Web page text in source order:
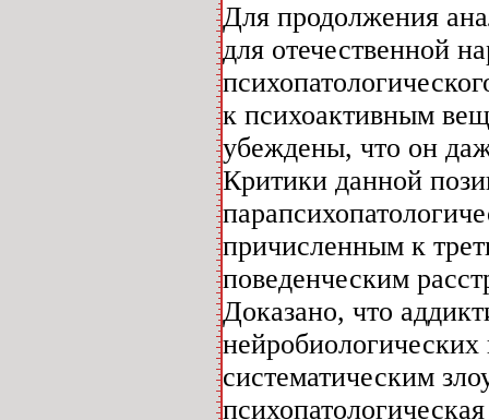
Для продолжения
для отечественной
к психоактивным
убеждены, что он
Критики данной
причисленным к
поведенческим
Доказано, что
систематическим